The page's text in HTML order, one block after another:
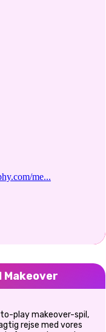
Makeover
play makeover-spil,
rejse med vores